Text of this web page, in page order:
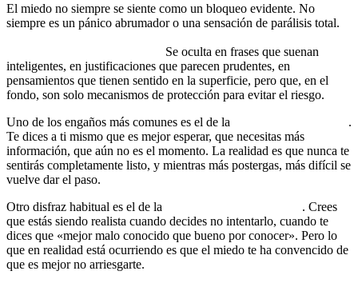
El miedo no siempre se siente como un bloqueo evidente. No
siempre es un pánico abrumador o una sensación de parálisis total.
Se oculta en frases que suenan
inteligentes, en justificaciones que parecen prudentes, en
pensamientos que tienen sentido en la superficie, pero que, en el
fondo, son solo mecanismos de protección para evitar el riesgo.
Uno de los engaños más comunes es el de la
.
Te dices a ti mismo que es mejor esperar, que necesitas más
información, que aún no es el momento. La realidad es que nunca te
sentirás completamente listo, y mientras más postergas, más difícil se
vuelve dar el paso.
Otro disfraz habitual es el de la
. Crees
que estás siendo realista cuando decides no intentarlo, cuando te
dices que «mejor malo conocido que bueno por conocer». Pero lo
que en realidad está ocurriendo es que el miedo te ha convencido de
que es mejor no arriesgarte.